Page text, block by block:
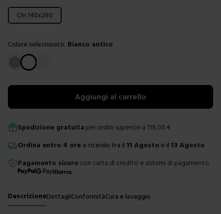
Scegli una misura
Cm 140x280
Colore selezionato: Bianco antico
Scegli un colore
Aggiungi al carrello
Spedizione gratuita per ordini superiori a 119,00 €
Ordina entro 4 ore e ricevilo tra il 11 Agosto e il 13 Agosto
Pagamento sicuro con carta di credito e sistemi di pagamento
DescrizioneDettagliConformitàCura e lavaggio